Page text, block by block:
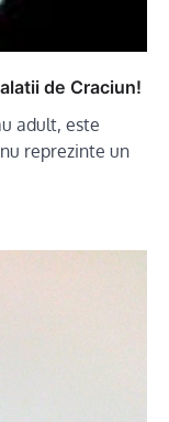
de Craciun!
adult, este
reprezinte un